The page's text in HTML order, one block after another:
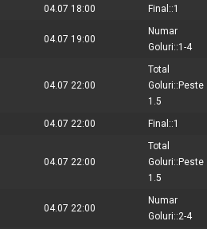
04.07 18:00 Final::1
04.07 19:00
Numar
Goluri::1-4
04.07 22:00
Total
Goluri::Peste
1.5
04.07 22:00 Final::1
04.07 22:00
Total
Goluri::Peste
1.5
04.07 22:00
Numar
Goluri::2-4